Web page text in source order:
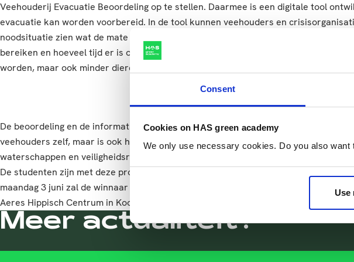
Consent
Cookies on HAS green academy
We only use necessary cookies. Do you also
Use
Veehouderij Evacuatie Beoordeling op te stellen. Daarmee is een digitale tool
evacuatie kan worden voorbereid. In de tool kunnen veehouders en
noodsituatie zien wat de mate van overstroming is, hoe snel dit de veehouders in
bereiken en hoeveel tijd er is om vee te evacueren. Zo zullen er geen onnodige
worden, maar ook minder dierenlevens verloren gaan.
De beoordeling en de informatie- en evacuatietool kan niet alleen gebruikt worden
veehouders zelf, maar is ook handig in gesprekken tussen burgers, gemeenten,
waterschappen en veiligheidsregio’s om beleid op te baseren.
De studenten zijn met deze projecten genomineerd voor de Groenpact HBO
maandag 3 juni zal de winnaar bekend worden gemaakt tijdens de officiële
Aeres Hippisch Centrum in Kootwijkerbroek.
Meer actualiteit?